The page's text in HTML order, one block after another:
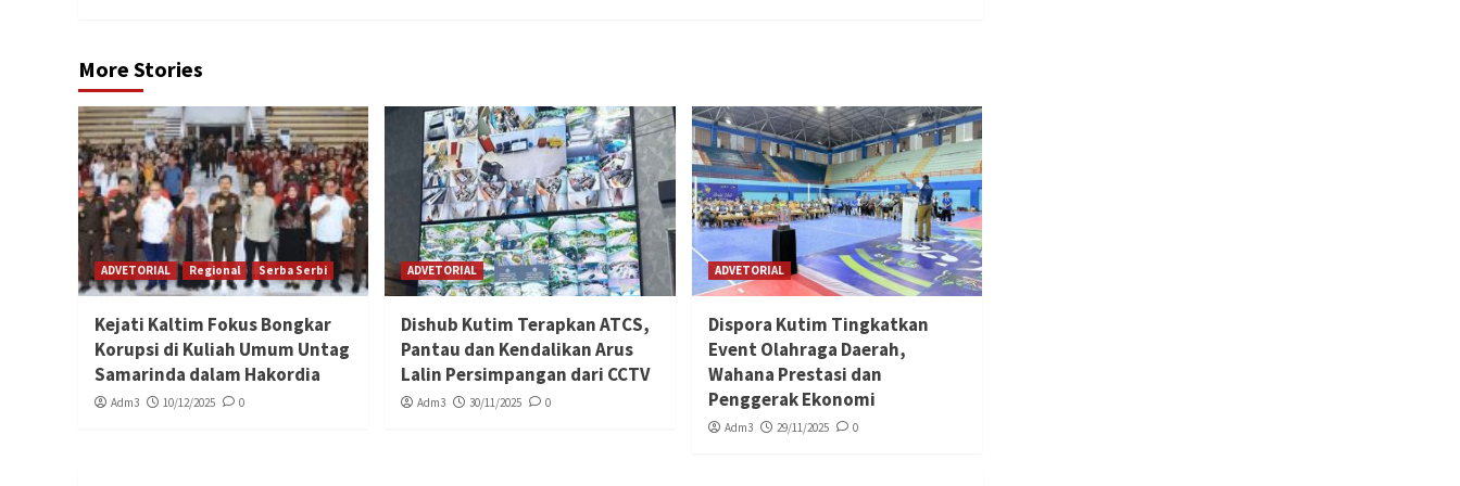
More Stories
ADVETORIAL Regional Serba Serbi
Kejati Kaltim Fokus Bongkar
Korupsi di Kuliah Umum Untag
Samarinda dalam Hakordia
Adm3 10/12/2025 0
ADVETORIAL
Dishub Kutim Terapkan ATCS,
Pantau dan Kendalikan Arus
Lalin Persimpangan dari CCTV
Adm3 30/11/2025 0
ADVETORIAL
Dispora Kutim Tingkatkan
Event Olahraga Daerah,
Wahana Prestasi dan
Penggerak Ekonomi
Adm3 29/11/2025 0